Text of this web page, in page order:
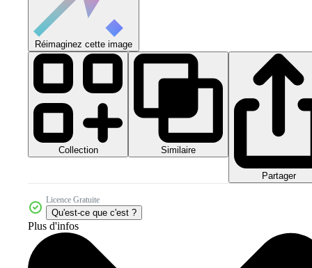
Réimaginez cette image
Collection Similaire
Partager
Licence Gratuite
Qu'est-ce que c'est ?
Plus d'infos